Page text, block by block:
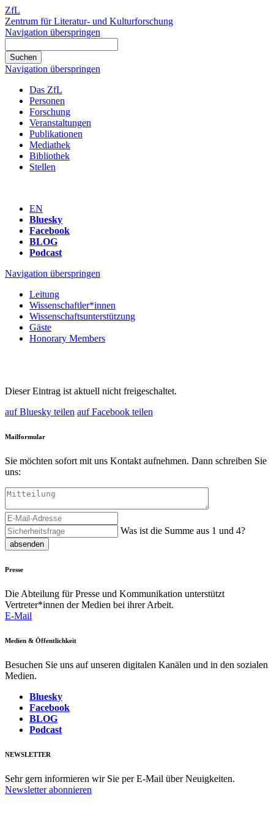
ZfL
Zentrum für Literatur- und Kulturforschung
Navigation überspringen
Navigation überspringen
Das ZfL
Personen
Forschung
Veranstaltungen
Publikationen
Mediathek
Bibliothek
Stellen
EN
Bluesky
Facebook
BLOG
Podcast
Navigation überspringen
Leitung
Wissenschaftler*innen
Wissenschaftsunterstützung
Gäste
Honorary Members
Dieser Eintrag ist aktuell nicht freigeschaltet.
auf Bluesky teilen auf Facebook teilen
Mailformular
Sie möchten sofort mit uns Kontakt aufnehmen. Dann schreiben Sie
uns:
Was ist die Summe aus 1 und 4?
absenden
Presse
Die Abteilung für Presse und Kommunikation unterstützt
Vertreter*innen der Medien bei ihrer Arbeit.
E-Mail
Medien & Öffentlichkeit
Besuchen Sie uns auf unseren digitalen Kanälen und in den sozialen
Medien.
Bluesky
Facebook
BLOG
Podcast
NEWSLETTER
Sehr gern informieren wir Sie per E-Mail über Neuigkeiten.
Newsletter abonnieren